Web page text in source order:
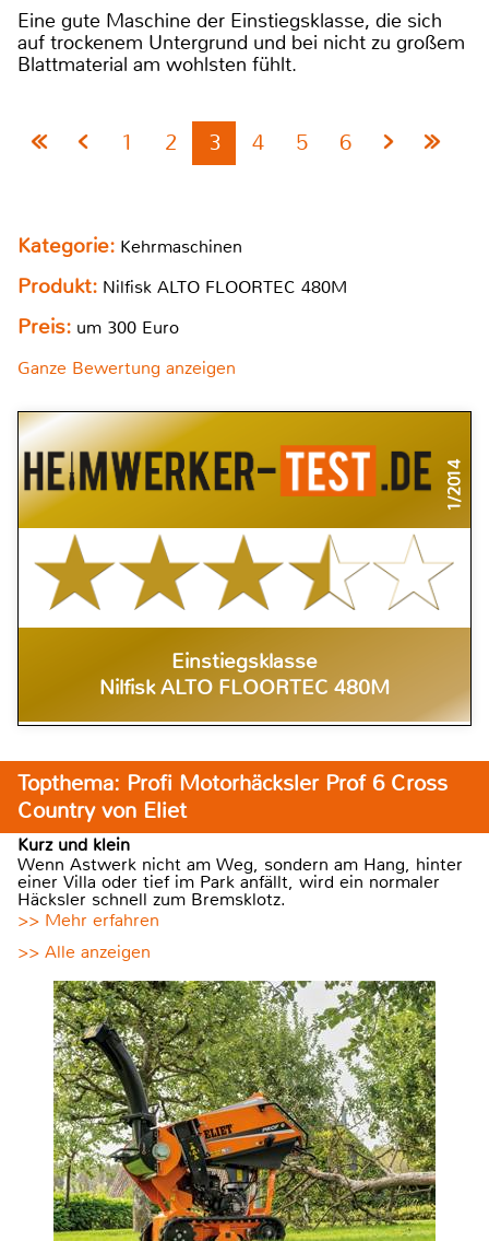
Eine gute Maschine der Einstiegsklasse, die sich
auf trockenem Untergrund und bei nicht zu großem
Blattmaterial am wohlsten fühlt.
1 2 3 4 5 6
Kategorie: Kehrmaschinen
Produkt: Nilfisk ALTO FLOORTEC 480M
Preis: um 300 Euro
Ganze Bewertung anzeigen
1/2014
Einstiegsklasse
Nilfisk ALTO FLOORTEC 480M
Topthema: Profi Motorhäcksler Prof 6 Cross
Country von Eliet
Kurz und klein
Wenn Astwerk nicht am Weg, sondern am Hang, hinter
einer Villa oder tief im Park anfällt, wird ein normaler
Häcksler schnell zum Bremsklotz.
>> Mehr erfahren
>> Alle anzeigen